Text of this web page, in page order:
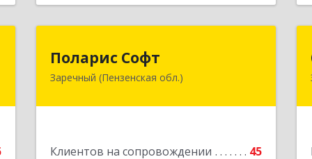
Поларис Софт
Заречный (Пензенская обл.)
Клиентов на сопровождении 45
442960, Пензенская обл, Заречный г,